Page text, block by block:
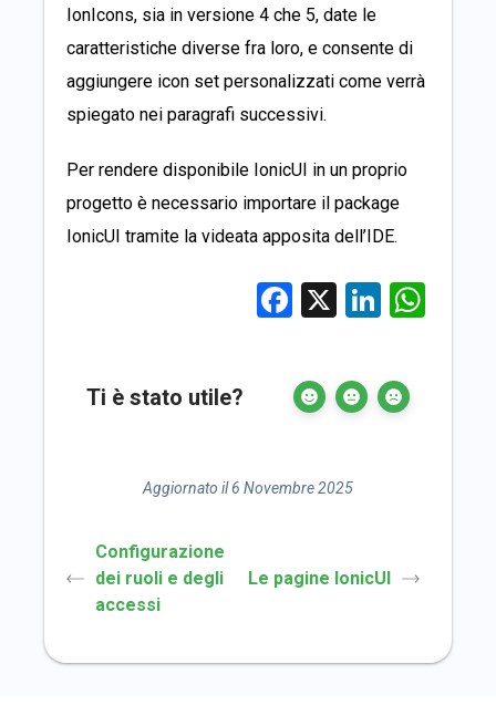
IonIcons, sia in versione 4 che 5, date le
caratteristiche diverse fra loro, e consente di
aggiungere icon set personalizzati come verrà
spiegato nei paragrafi successivi.
Per rendere disponibile IonicUI in un proprio
progetto è necessario importare il package
IonicUI tramite la videata apposita dell’IDE.
Facebook
X
Ti è stato utile?
Aggiornato il 6 Novembre 2025
Configurazione
dei ruoli e degli
accessi
Le pagine IonicUI